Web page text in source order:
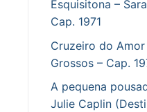
Esquisitona –
Cap. 1971
Cruzeiro do
Grossos – Cap.
A pequena
Julie Caplin